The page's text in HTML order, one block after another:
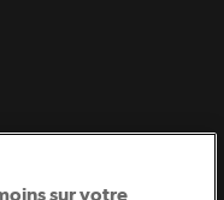
sur votre